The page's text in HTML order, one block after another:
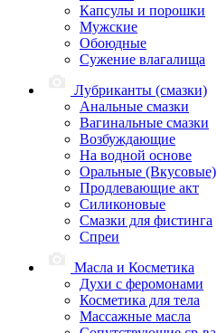
Капсулы и порошки
Мужские
Обоюдные
Сужение влагалища
Лубриканты (смазки)
Анальные смазки
Вагинальные смазки
Возбуждающие
На водной основе
Оральные (Вкусовые)
Продлевающие акт
Силиконовые
Смазки для фистинга
Спреи
Масла и Косметика
Духи с феромонами
Косметика для тела
Массажные масла